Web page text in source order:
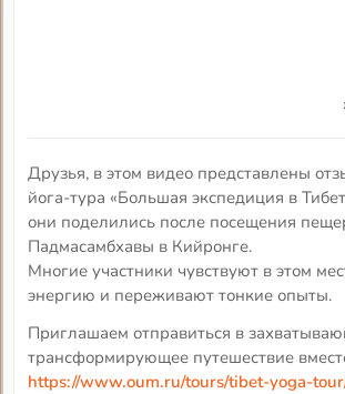
Друзья, в этом видео представлены
йога-тура «Большая экспедиция в
они поделились после посещения
Падмасамбхавы в Кийронге.
Многие участники чувствуют в этом
энергию и переживают тонкие опыты.
Приглашаем отправиться в
трансформирующее путешествие
https://www.oum.ru/tours/tibet-yoga-